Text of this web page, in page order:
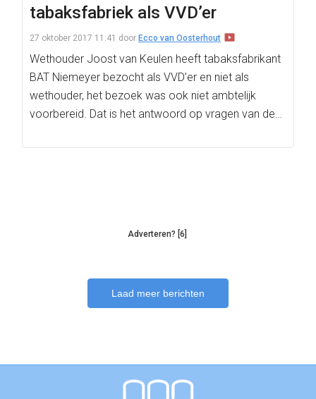
tabaksfabriek als VVD’er
27 oktober 2017 11:41 door Ecco van Oosterhout
Wethouder Joost van Keulen heeft tabaksfabrikant
BAT Niemeyer bezocht als VVD’er en niet als
wethouder, het bezoek was ook niet ambtelijk
voorbereid. Dat is het antwoord op vragen van de…
Adverteren? [6]
Laad meer berichten